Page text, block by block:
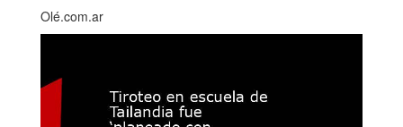
Olé.com.ar